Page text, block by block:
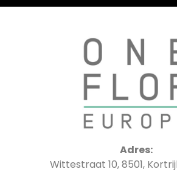
Adres:
Wittestraat 10, 8501,